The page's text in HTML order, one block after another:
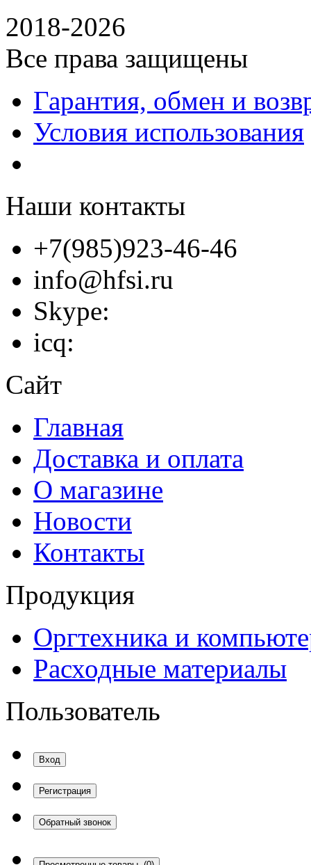
2018-2026
Все права защищены
Гарантия, обмен и
Условия использования
Наши контакты
+7(985)923-46-46
info@hfsi.ru
Skype:
icq:
Сайт
Главная
Доставка и оплата
О магазине
Новости
Контакты
Продукция
Оргтехника и
Расходные материалы
Пользователь
Вход
Регистрация
Обратный звонок